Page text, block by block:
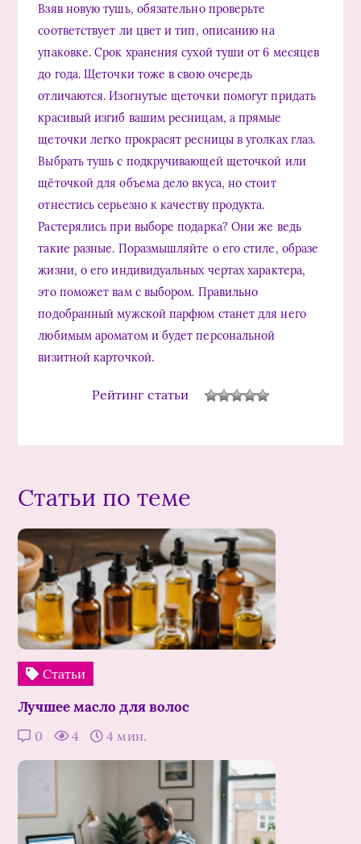
Взяв новую тушь, обязательно проверьте
соответствует ли цвет и тип, описанию на
упаковке. Срок хранения сухой туши от 6 месяцев
до года. Щеточки тоже в свою очередь
отличаются. Изогнутые щеточки помогут придать
красивый изгиб вашим ресницам, а прямые
щеточки легко прокрасят ресницы в уголках глаз.
Выбрать тушь с подкручивающей щеточкой или
щёточкой для объема дело вкуса, но стоит
отнестись серьезно к качеству продукта.
Растерялись при выборе подарка? Они же ведь
такие разные. Поразмышляйте о его стиле, образе
жизни, о его индивидуальных чертах характера,
это поможет вам с выбором. Правильно
подобранный мужской парфюм станет для него
любимым ароматом и будет персональной
визитной карточкой.
Рейтинг статьи
Статьи по теме
Статьи
Лучшее масло для волос
0 4 4 мин.